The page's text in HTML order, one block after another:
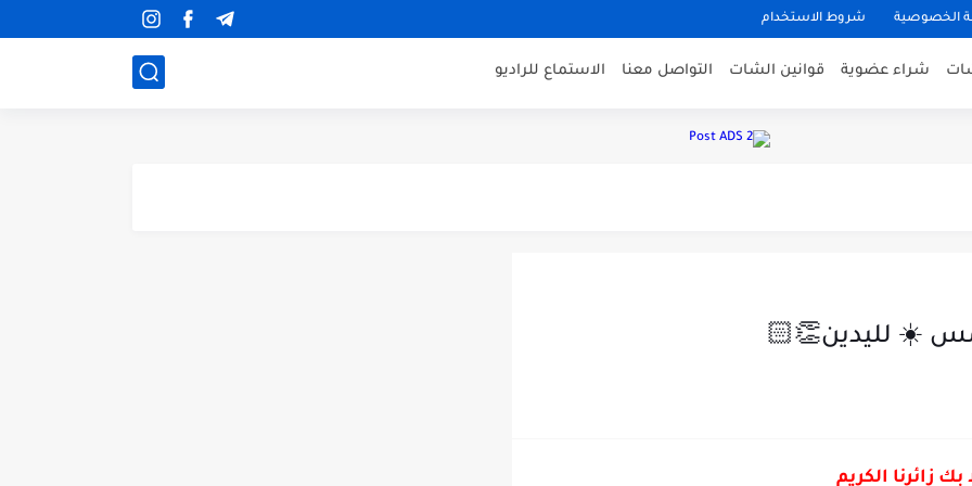
الخصوصية شروط الاستخدام
شراء عضوية قوانين الشات التواصل معنا الاستماع للراديو
مواطنون: الحكومة تدفعنا نحو...
☀️ لليدين👏🏻
بك زائرنا الكريم